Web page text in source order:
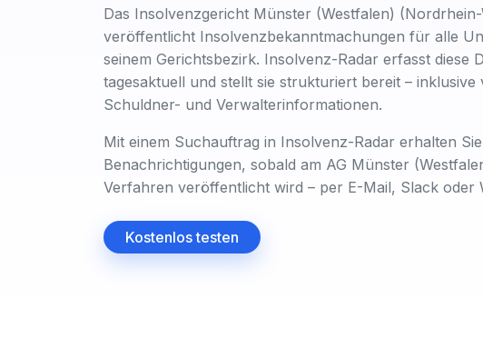
Das Insolvenzgericht Münster (Westfalen) (Nordrhein-
veröffentlicht Insolvenzbekanntmachungen für alle
seinem Gerichtsbezirk. Insolvenz-Radar erfasst diese
tagesaktuell und stellt sie strukturiert bereit – inklusive
Schuldner- und Verwalterinformationen.
Mit einem Suchauftrag in Insolvenz-Radar erhalten
Benachrichtigungen, sobald am AG Münster
Verfahren veröffentlicht wird – per E-Mail, Slack oder
Kostenlos testen